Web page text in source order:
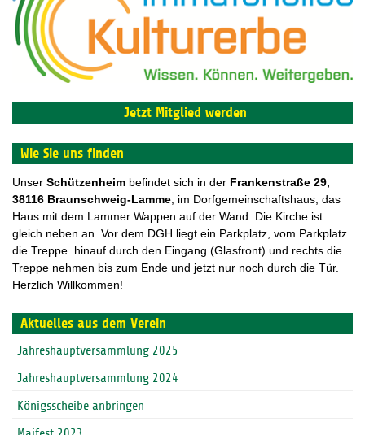
Jetzt Mitglied werden
Wie Sie uns finden
Unser Schützenheim befindet sich in der Frankenstraße 29,
38116 Braunschweig-Lamme , im Dorfgemeinschaftshaus, das
Haus mit dem Lammer Wappen auf der Wand. Die Kirche ist
gleich neben an. Vor dem DGH liegt ein Parkplatz, vom Parkplatz
die Treppe hinauf durch den Eingang (Glasfront) und rechts die
Treppe nehmen bis zum Ende und jetzt nur noch durch die Tür.
Herzlich Willkommen!
Aktuelles aus dem Verein
Jahreshauptversammlung 2025
Jahreshauptversammlung 2024
Königsscheibe anbringen